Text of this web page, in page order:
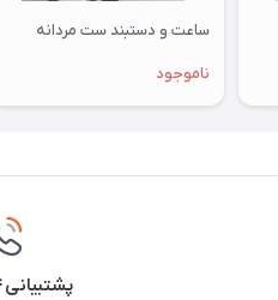
ساعت و دستبند ست مردانه
ناموجود
پشتیبانی ۲۴ ساعته